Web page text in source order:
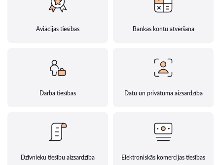
Aviācijas tiesības Bankas kontu atvēršana
Darba tiesības Datu un privātuma aizsardzība
Dzīvnieku tiesību aizsardzība Elektroniskās komercijas tiesības